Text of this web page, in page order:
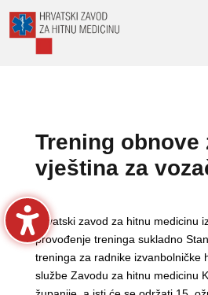
Trening obnove
vještina za
Hrvatski zavod za hitnu medicinu
provođenje treninga sukladno
treninga za radnike izvanbolničke
službe Zavodu za hitnu medicinu